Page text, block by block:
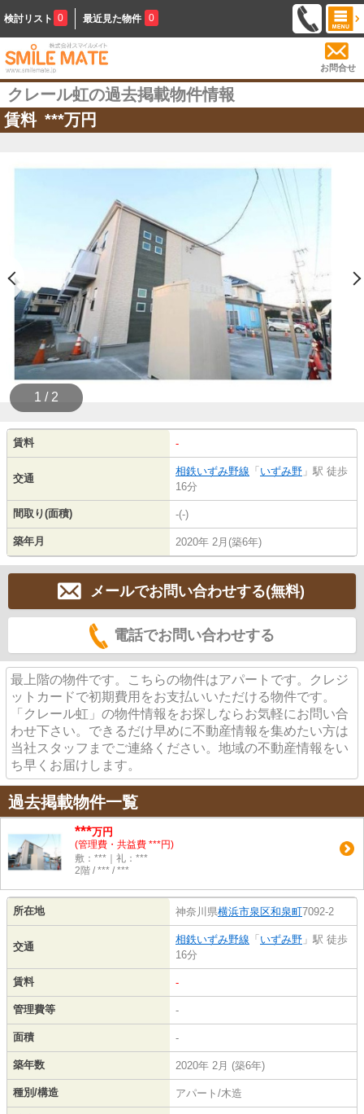
検討リスト 0 最近見た物件 0
お問合せ
クレール虹の過去掲載物件情報
賃料 ***万円
1 / 2
賃料 -
交通
相鉄いずみ野線 「 いずみ野 」駅 徒歩
16分
間取り(面積) -(-)
築年月 2020年 2月(築6年)
メールでお問い合わせする(無料)
電話でお問い合わせする
最上階の物件です。こちらの物件はアパートです。クレジ
ットカードで初期費用をお支払いいただける物件です。
「クレール虹」の物件情報をお探しならお気軽にお問い合
わせ下さい。できるだけ早めに不動産情報を集めたい方は
当社スタッフまでご連絡ください。地域の不動産情報をい
ち早くお届けします。
過去掲載物件一覧
***万円
(管理費・共益費 ***円)
敷：***｜礼：***
2階 / *** / ***
所在地 神奈川県横浜市泉区和泉町7092-2
交通
相鉄いずみ野線 「 いずみ野 」駅 徒歩
16分
賃料 -
管理費等 -
面積 -
築年数 2020年 2月 (築6年)
種別/構造 アパート/木造